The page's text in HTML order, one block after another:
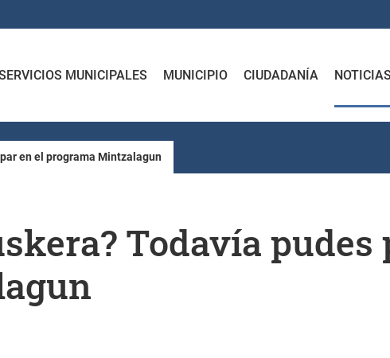
MUNICIPALES MUNICIPIO CIUDADANÍA NOTICIAS
en el programa Mintzalagun
Todavía